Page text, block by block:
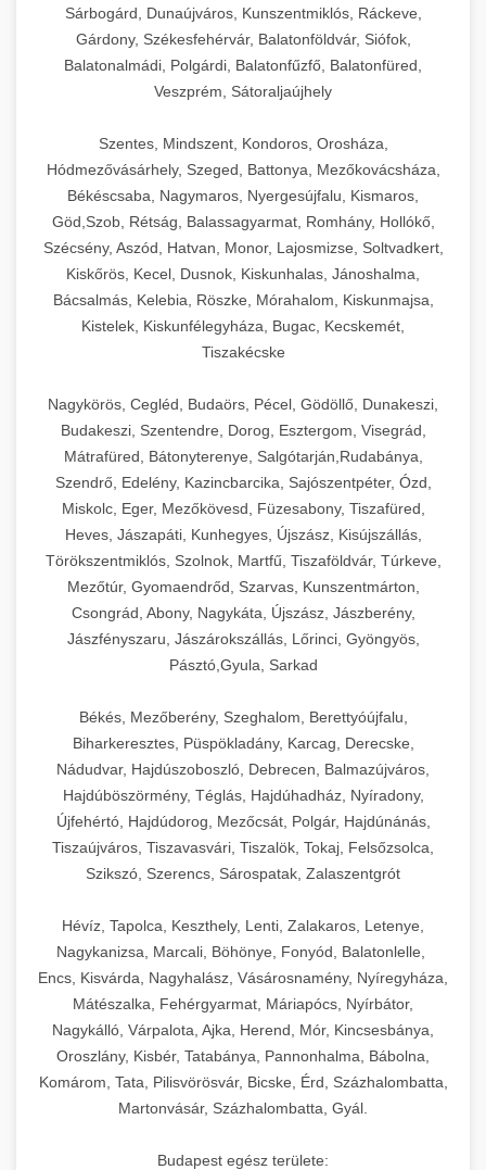
Sárbogárd, Dunaújváros, Kunszentmiklós, Ráckeve,
Gárdony, Székesfehérvár, Balatonföldvár, Siófok,
Balatonalmádi, Polgárdi, Balatonfűzfő, Balatonfüred,
Veszprém, Sátoraljaújhely
Szentes, Mindszent, Kondoros, Orosháza,
Hódmezővásárhely, Szeged, Battonya, Mezőkovácsháza,
Békéscsaba, Nagymaros, Nyergesújfalu, Kismaros,
Göd,Szob, Rétság, Balassagyarmat, Romhány, Hollókő,
Szécsény, Aszód, Hatvan, Monor, Lajosmizse, Soltvadkert,
Kiskőrös, Kecel, Dusnok, Kiskunhalas, Jánoshalma,
Bácsalmás, Kelebia, Röszke, Mórahalom, Kiskunmajsa,
Kistelek, Kiskunfélegyháza, Bugac, Kecskemét,
Tiszakécske
Nagykörös, Cegléd, Budaörs, Pécel, Gödöllő, Dunakeszi,
Budakeszi, Szentendre, Dorog, Esztergom, Visegrád,
Mátrafüred, Bátonyterenye, Salgótarján,Rudabánya,
Szendrő, Edelény, Kazincbarcika, Sajószentpéter, Ózd,
Miskolc, Eger, Mezőkövesd, Füzesabony, Tiszafüred,
Heves, Jászapáti, Kunhegyes, Újszász, Kisújszállás,
Törökszentmiklós, Szolnok, Martfű, Tiszaföldvár, Túrkeve,
Mezőtúr, Gyomaendrőd, Szarvas, Kunszentmárton,
Csongrád, Abony, Nagykáta, Újszász, Jászberény,
Jászfényszaru, Jászárokszállás, Lőrinci, Gyöngyös,
Pásztó,Gyula, Sarkad
Békés, Mezőberény, Szeghalom, Berettyóújfalu,
Biharkeresztes, Püspökladány, Karcag, Derecske,
Nádudvar, Hajdúszoboszló, Debrecen, Balmazújváros,
Hajdúböszörmény, Téglás, Hajdúhadház, Nyíradony,
Újfehértó, Hajdúdorog, Mezőcsát, Polgár, Hajdúnánás,
Tiszaújváros, Tiszavasvári, Tiszalök, Tokaj, Felsőzsolca,
Szikszó, Szerencs, Sárospatak, Zalaszentgrót
Hévíz, Tapolca, Keszthely, Lenti, Zalakaros, Letenye,
Nagykanizsa, Marcali, Böhönye, Fonyód, Balatonlelle,
Encs, Kisvárda, Nagyhalász, Vásárosnamény, Nyíregyháza,
Mátészalka, Fehérgyarmat, Máriapócs, Nyírbátor,
Nagykálló, Várpalota, Ajka, Herend, Mór, Kincsesbánya,
Oroszlány, Kisbér, Tatabánya, Pannonhalma, Bábolna,
Komárom, Tata, Pilisvörösvár, Bicske, Érd, Százhalombatta,
Martonvásár, Százhalombatta, Gyál.
Budapest egész területe: